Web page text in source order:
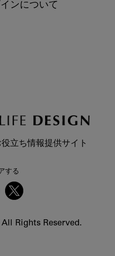
ンについて
立ち情報提供サイト
する
All Rights Reserved.